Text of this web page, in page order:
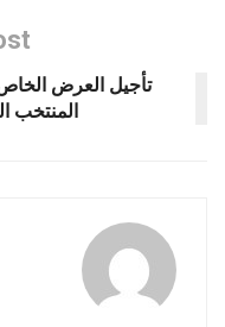
تأجيل العرض
المنتخب